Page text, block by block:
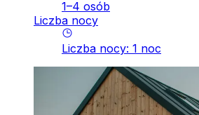
1–4 osób
Liczba nocy
Liczba nocy: 1 noc